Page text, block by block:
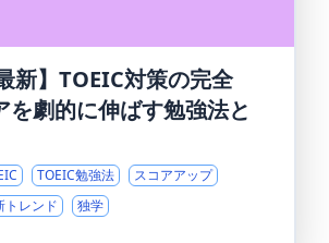
新】TOEIC対策の完全
を劇的に伸ばす勉強法と
TOEIC勉強法
スコアアップ
トレンド 独学